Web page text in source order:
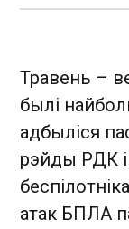
Травень –
былі
адбыліся
рэйды РДК і
атак БПЛА